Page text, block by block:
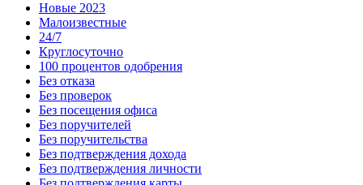
Новые 2023
Малоизвестные
24/7
Круглосуточно
100 процентов одобрения
Без отказа
Без проверок
Без посещения офиса
Без поручителей
Без поручительства
Без подтверждения дохода
Без подтверждения личности